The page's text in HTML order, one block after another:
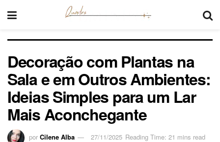
Decoração com Plantas na
Sala e em Outros Ambientes:
Ideias Simples para um Lar
Mais Aconchegante
por Cilene Alba 27/11/2025 Reading Time: 21 mins read